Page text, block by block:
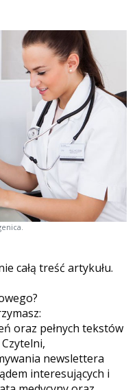
całą treść artykułu.
oraz pełnych tekstów
newslettera
interesujących i